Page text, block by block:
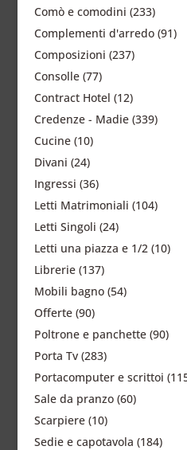
Comò e comodini (233)
Complementi d'arredo (91)
Composizioni (237)
Consolle (77)
Contract Hotel (12)
Credenze - Madie (339)
Cucine (10)
Divani (24)
Ingressi (36)
Letti Matrimoniali (104)
Letti Singoli (24)
Letti una piazza e 1/2 (10)
Librerie (137)
Mobili bagno (54)
Offerte (90)
Poltrone e panchette (90)
Porta Tv (283)
Portacomputer e scrittoi
Sale da pranzo (60)
Scarpiere (10)
Sedie e capotavola (184)